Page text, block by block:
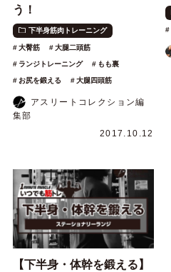
う！
下半身筋肉トレーニング
大臀筋 大腿二頭筋
ランジトレーニング もも裏
お尻を鍛える 大腿四頭筋
アスリートコレクション編
集部
2017.10.12
【下半身・体幹を鍛える】